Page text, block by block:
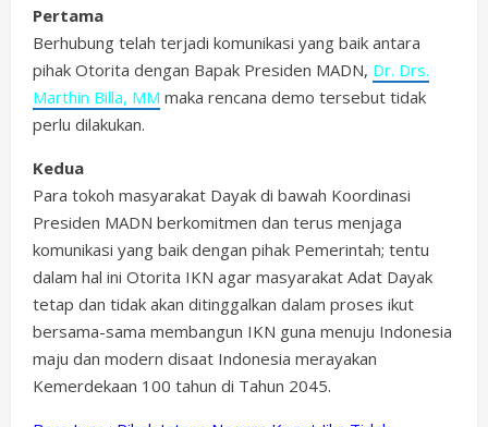
Pertama
Berhubung telah terjadi komunikasi yang baik antara
pihak Otorita dengan Bapak Presiden MADN, Dr. Drs.
Marthin Billa, MM maka rencana demo tersebut tidak
perlu dilakukan.
Kedua
Para tokoh masyarakat Dayak di bawah Koordinasi
Presiden MADN berkomitmen dan terus menjaga
komunikasi yang baik dengan pihak Pemerintah; tentu
dalam hal ini Otorita IKN agar masyarakat Adat Dayak
tetap dan tidak akan ditinggalkan dalam proses ikut
bersama-sama membangun IKN guna menuju Indonesia
maju dan modern disaat Indonesia merayakan
Kemerdekaan 100 tahun di Tahun 2045.